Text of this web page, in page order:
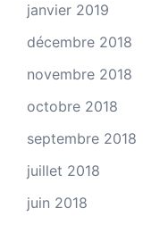
janvier 2019
décembre 2018
novembre 2018
octobre 2018
septembre 2018
juillet 2018
juin 2018